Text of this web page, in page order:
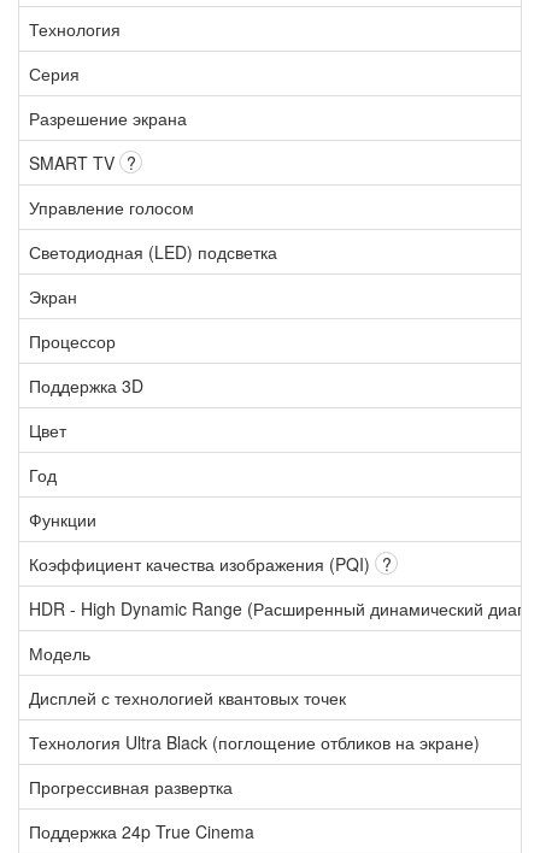
Технология
Серия
Разрешение экрана
SMART TV ?
Управление голосом
Светодиодная (LED) подсветка
Экран
Процессор
Поддержка 3D
Цвет
Год
Функции
Коэффициент качества изображения (PQI) ?
HDR - High Dynamic Range (Расширенный динамический
Модель
Дисплей с технологией квантовых точек
Технология Ultra Black (поглощение отбликов на экране)
Прогрессивная развертка
Поддержка 24p True Cinema